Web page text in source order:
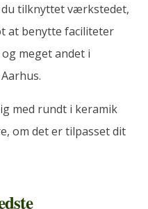
tilknyttet værkstedet,
at benytte faciliteter
meget andet i
med rundt i keramik
om det er tilpasset dit